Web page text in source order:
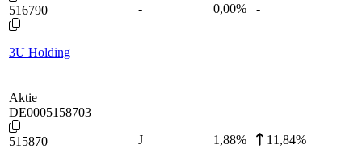
516790
3U Holding
- 0,00% -
Aktie
DE0005158703
515870 J 1,88% 11,84%